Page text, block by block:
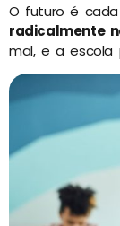
O futuro é
radicalmente
mal, e a escola